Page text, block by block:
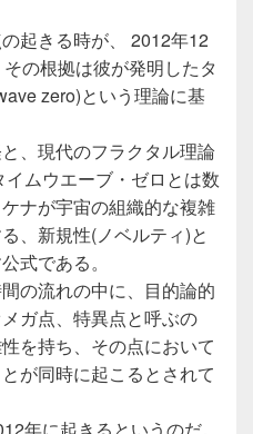
起きる時が、 2012年12
の根拠は彼が発明したタ
zero)という理論に基
、現代のフラクタル理論
ムウエーブ・ゼロとは数
ナが宇宙の組織的な複雑
、新規性(ノベルティ)と
式である。
の流れの中に、目的論的
ガ点、特異点と呼ぶの
を持ち、その点において
が同時に起こるとされて